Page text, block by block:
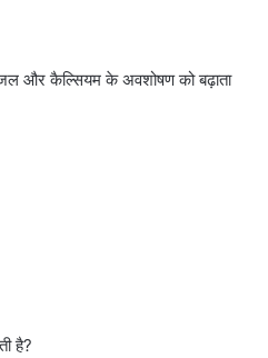
और कैल्सियम के अवशोषण को बढ़ाता
है?